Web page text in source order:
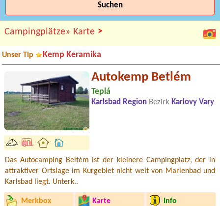
Suchen
Campingplätze» Karte >
Unser Tip Kemp Keramika
Autokemp Betlém
Teplá
Karlsbad Region Bezirk Karlovy Vary
Das Autocamping Beltém ist der kleinere Campingplatz, der in
attraktiver Ortslage im Kurgebiet nicht weit von Marienbad und
Karlsbad liegt. Unterk..
Merkbox Karte Info